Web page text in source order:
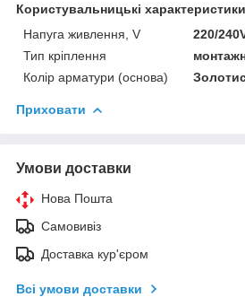
Користувальницькі характеристики
Напуга живлення, V
220/
Тип кріплення
Колір арматури (основа)
Приховати
Умови доставки
Нова Пошта
Самовивіз
Доставка кур'єром
Всі умови доставки